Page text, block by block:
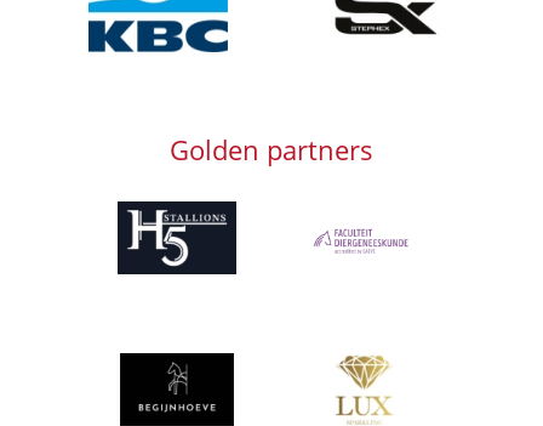
Golden partners
Afbeelding Afbeelding
Afbeelding Afbeelding